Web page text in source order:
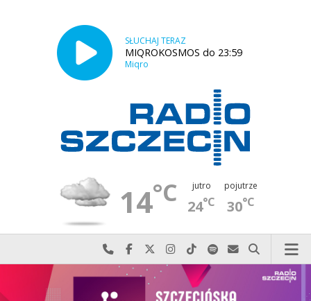
SŁUCHAJ TERAZ
MIQROKOSMOS do 23:59
Miqro
14°C jutro
24°C
pojutrze
30°C
Najlepiej po prostu do nas zadzwoń
Odwiedź nas na Facebook-u
Odwiedź nas na X
Odwiedź nas na Instagram-ie
Odwiedź nas na TikTok-u
Szukaj nas na Spotify
Wyślij do nas
Szukaj